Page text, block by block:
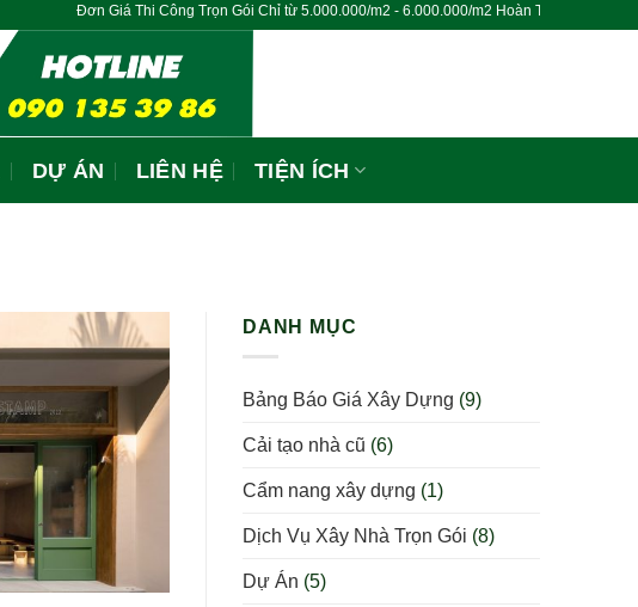
Đơn Giá Thi Công Trọn Gói Chỉ từ 5.000.000/m2 - 6.000.000/m2 Hoàn Thiện Chìa Khóa Trao Tay
DỰ ÁN LIÊN HỆ TIỆN ÍCH
DANH MỤC
Bảng Báo Giá Xây Dựng (9)
Cải tạo nhà cũ (6)
Cẩm nang xây dựng (1)
Dịch Vụ Xây Nhà Trọn Gói (8)
Dự Án (5)